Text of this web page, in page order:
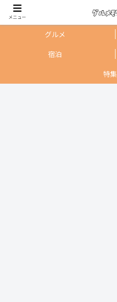
グルメ
宿泊
特集
メニュー